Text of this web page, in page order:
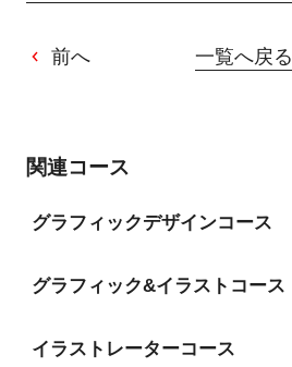
前へ 一覧へ戻る
関連コース
グラフィックデザインコース
グラフィック&イラストコース
イラストレーターコース